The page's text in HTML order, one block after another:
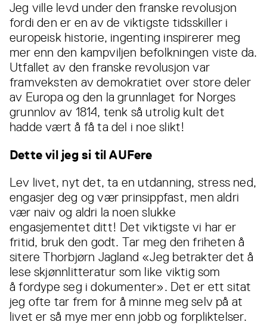
Jeg ville levd under den franske revolusjon
fordi den er en av de viktigste tidsskiller i
europeisk historie, ingenting inspirerer meg
mer enn den kampviljen befolkningen viste da.
Utfallet av den franske revolusjon var
framveksten av demokratiet over store deler
av Europa og den la grunnlaget for Norges
grunnlov av 1814, tenk så utrolig kult det
hadde vært å få ta del i noe slikt!
Dette vil jeg si til AUFere
Lev livet, nyt det, ta en utdanning, stress ned,
engasjer deg og vær prinsippfast, men aldri
vær naiv og aldri la noen slukke
engasjementet ditt! Det viktigste vi har er
fritid, bruk den godt. Tar meg den friheten å
sitere Thorbjørn Jagland «Jeg betrakter det å
lese skjønnlitteratur som like viktig som
å fordype seg i dokumenter». Det er ett sitat
jeg ofte tar frem for å minne meg selv på at
livet er så mye mer enn jobb og forpliktelser.